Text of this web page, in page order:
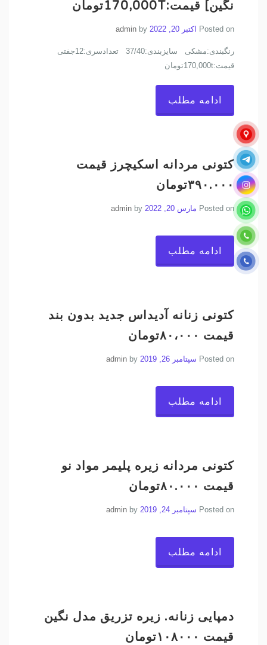
نگین] قیمت:170,000Tتومان
Posted on اکتبر 20, 2022 admin
رنگبندی:مشکی سایزبندی:37/40 تعدادسری:12جفتی
قیمت:170,000tتومان
ادامه مطلب
کتونی مردانه اسکیچرز قیمت
۳۹۰.۰۰۰تومان
Posted on مارس 20, 2022 admin
ادامه مطلب
کتونی زنانه آدیداس جدید بدون بند
قیمت ۸۰،۰۰۰تومان
Posted on سپتامبر 26, 2019 admin
ادامه مطلب
کتونی مردانه زیره پلیمر مواد نو
قیمت ۸۰.۰۰۰تومان
Posted on سپتامبر 24, 2019 admin
ادامه مطلب
دمپایی زنانه. زیره تزریق مدل نگین
قیمت ۱۰۸۰۰۰تومان